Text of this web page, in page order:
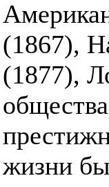
(1867),
(1877),
жизни